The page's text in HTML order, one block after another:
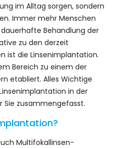
im Alltag sorgen, sondern
Immer mehr Menschen
Behandlung der
zu den derzeit
ist die Linsenimplantation.
Bereich zu einem der
etabliert. Alles Wichtige
in der
Sie zusammengefasst.
Multifokallinsen-